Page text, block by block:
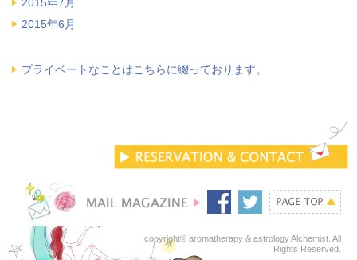
2015年7月
2015年6月
プライベートなことはこちらに綴っております。
copyright© aromatherapy & astrology Alchemist. All
Rights Reserved.